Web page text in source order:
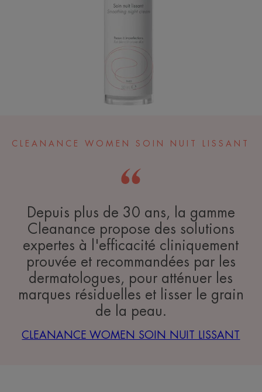
CLEANANCE WOMEN SOIN NUIT LISSANT
Depuis plus de 30 ans, la gamme
Cleanance propose des solutions
expertes à l'efficacité cliniquement
prouvée et recommandées par les
dermatologues, pour atténuer les
marques résiduelles et lisser le grain
de la peau.
CLEANANCE WOMEN SOIN NUIT LISSANT